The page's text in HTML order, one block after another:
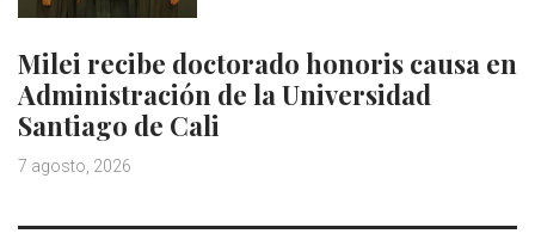
Milei recibe doctorado honoris causa en
Administración de la Universidad
Santiago de Cali
7 agosto, 2026